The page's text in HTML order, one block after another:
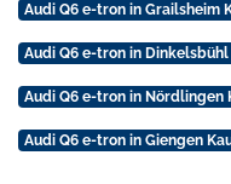
Audi Q6 e-tron in Grailsheim
Audi Q6 e-tron in
Audi Q6 e-tron in Nördlingen
Audi Q6 e-tron in Giengen